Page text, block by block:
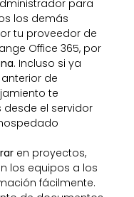
para
los demás
tu proveedor de
Office 365, por
. Incluso si ya
de
te
el servidor
en proyectos,
los equipos a los
fácilmente.